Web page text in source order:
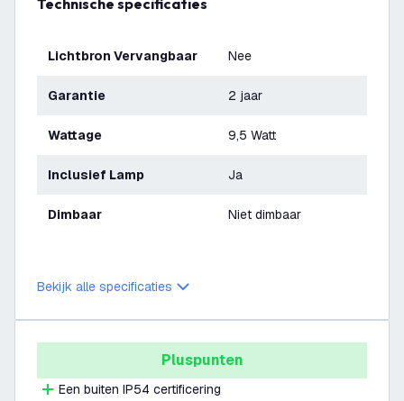
Technische specificaties
Lichtbron Vervangbaar Nee
Garantie 2 jaar
Wattage 9,5 Watt
Inclusief Lamp Ja
Dimbaar Niet dimbaar
Bekijk alle specificaties
Pluspunten
Een buiten IP54 certificering